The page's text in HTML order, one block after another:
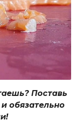
Поставь
обязательно